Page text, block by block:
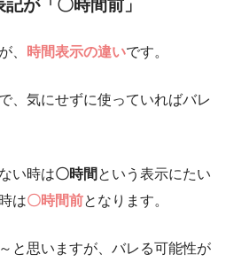
が「〇時間前」
、 時間表示の違いです。
、気にせずに使っていればバレ
い時は〇時間 という表示にたい
は〇時間前となります。
と思いますが、バレる可能性が